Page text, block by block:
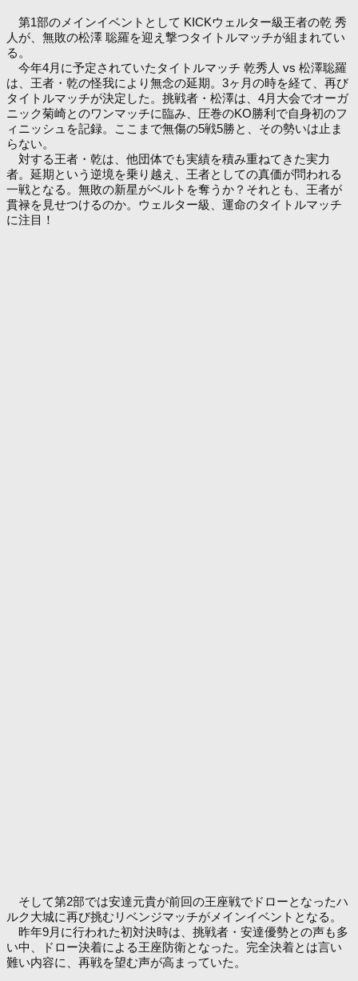
第1部のメインイベントとして KICKウェルター級王者の乾 秀
人が、無敗の松澤 聡羅を迎え撃つタイトルマッチが組まれてい
る。
今年4月に予定されていたタイトルマッチ 乾秀人 vs 松澤聡羅
は、王者・乾の怪我により無念の延期。3ヶ月の時を経て、再び
タイトルマッチが決定した。挑戦者・松澤は、4月大会でオーガ
ニック菊崎とのワンマッチに臨み、圧巻のKO勝利で自身初のフ
ィニッシュを記録。ここまで無傷の5戦5勝と、その勢いは止ま
らない。
対する王者・乾は、他団体でも実績を積み重ねてきた実力
者。延期という逆境を乗り越え、王者としての真価が問われる
一戦となる。無敗の新星がベルトを奪うか？それとも、王者が
貫禄を見せつけるのか。ウェルター級、運命のタイトルマッチ
に注目！
そして第2部では安達元貴が前回の王座戦でドローとなったハ
ルク大城に再び挑むリベンジマッチがメインイベントとなる。
昨年9月に行われた初対決時は、挑戦者・安達優勢との声も多
い中、ドロー決着による王座防衛となった。完全決着とは言い
難い内容に、再戦を望む声が高まっていた。